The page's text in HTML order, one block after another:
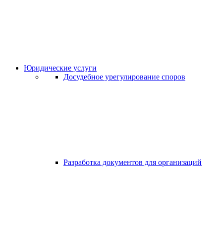
Юридические услуги
Досудебное урегулирование споров
Разработка документов для организаций